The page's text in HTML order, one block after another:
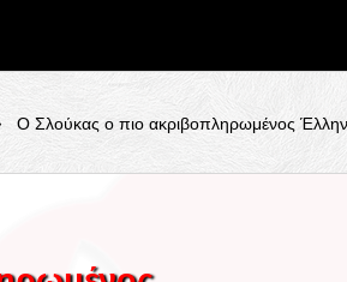
Ο Σλούκας ο πιο ακριβοπληρωμένος